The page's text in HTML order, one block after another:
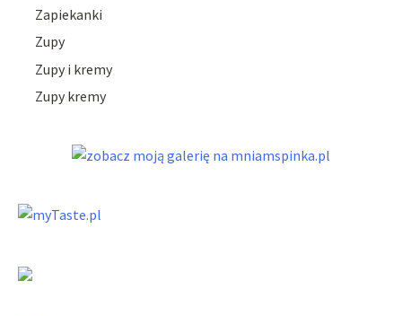
Zapiekanki
Zupy
Zupy i kremy
Zupy kremy